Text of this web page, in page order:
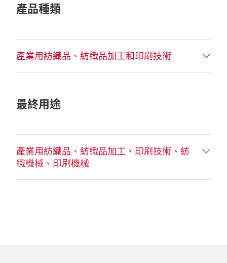
產品種類
產業用紡織品、紡織品加工和印刷技術
最終用途
產業用紡織品、紡織品加工、印刷技術、紡
織機械、印刷機械